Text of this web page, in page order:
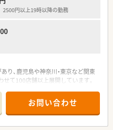
料老人ホームの運営にも力を注い
安定して行っており、盤石な経営
ービスを提供しています。
円以上19時以降の勤務
り、鹿児島や神奈川・東京など関東
せて100店舗以上展開しています。
やる気を重視！年齢や社歴に関わら
っています。早期のキャリアアッ
。
お問い合わせ